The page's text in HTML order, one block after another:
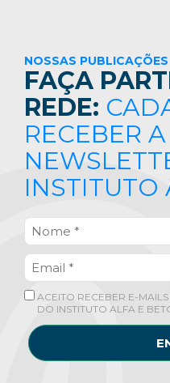
NOSSAS PUBLICAÇÕES
FAÇA
REDE:
RECEBER A
INSTITUTO
ACEITO RECEBER E-
DO INSTITUTO ALFA E